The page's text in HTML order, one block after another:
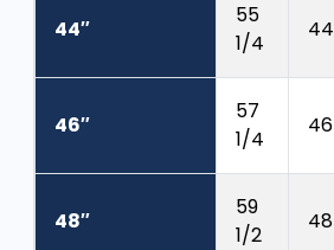
44″
55
1/4
44
46″
57
1/4
46
48″
59
1/2
48